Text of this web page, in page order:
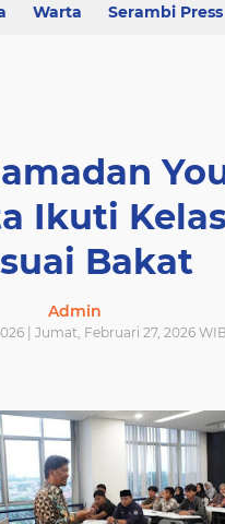
Warta Serambi Press
Ikuti
Bakat
Admin
| Jumat, Februari 27, 2026 WIB